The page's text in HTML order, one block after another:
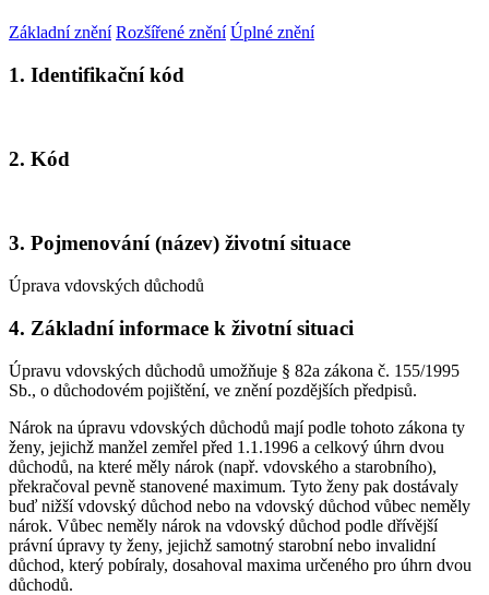
Základní znění Rozšířené znění Úplné znění
1. Identifikační kód
2. Kód
3. Pojmenování (název) životní situace
Úprava vdovských důchodů
4. Základní informace k životní situaci
Úpravu vdovských důchodů umožňuje § 82a zákona č. 155/1995
Sb., o důchodovém pojištění, ve znění pozdějších předpisů.
Nárok na úpravu vdovských důchodů mají podle tohoto zákona ty
ženy, jejichž manžel zemřel před 1.1.1996 a celkový úhrn dvou
důchodů, na které měly nárok (např. vdovského a starobního),
překračoval pevně stanovené maximum. Tyto ženy pak dostávaly
buď nižší vdovský důchod nebo na vdovský důchod vůbec neměly
nárok. Vůbec neměly nárok na vdovský důchod podle dřívější
právní úpravy ty ženy, jejichž samotný starobní nebo invalidní
důchod, který pobíraly, dosahoval maxima určeného pro úhrn dvou
důchodů.